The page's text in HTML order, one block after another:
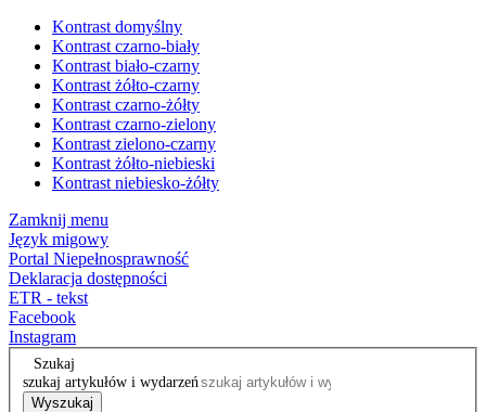
Kontrast domyślny
Kontrast czarno-biały
Kontrast biało-czarny
Kontrast żółto-czarny
Kontrast czarno-żółty
Kontrast czarno-zielony
Kontrast zielono-czarny
Kontrast żółto-niebieski
Kontrast niebiesko-żółty
Zamknij menu
Język migowy
Portal Niepełnosprawność
Deklaracja dostępności
ETR - tekst
Facebook
Instagram
Szukaj
szukaj artykułów i wydarzeń
Wyszukaj